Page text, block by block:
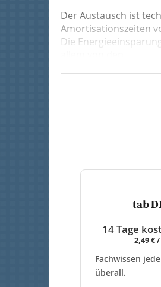
Der Austausch ist
Amortisationszeiten
Die
tab
14 Tage
2,49 €
Fachwissen
überall.